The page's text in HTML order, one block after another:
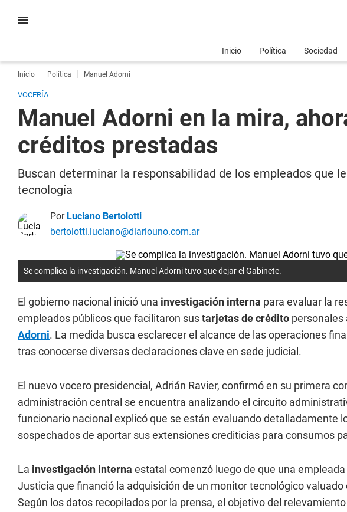
Inicio Política Sociedad
Inicio Política Manuel Adorni
VOCERÍA
Manuel Adorni en la mira,
créditos prestadas
Buscan determinar la responsabilidad de los empleados que
tecnología
Por Luciano Bertolotti
bertolotti.luciano@diariouno.com.ar
Se complica la investigación. Manuel Adorni tuvo que dejar el Gabinete.
El gobierno nacional inició una investigación interna para evaluar la
empleados públicos que facilitaron sustarjetas de crédito personales
Adorni. La medida busca esclarecer el alcance de las operaciones
tras conocerse diversas declaraciones clave en sede judicial.
El nuevo vocero presidencial, Adrián Ravier, confirmó en su primera
administración central se encuentra analizando el circuito
funcionario nacional explicó que se están evaluando detalladamente
sospechados de aportar sus extensiones crediticias para consumos
La investigación interna estatal comenzó luego de que una
Justicia que financió la adquisición de un monitor tecnológico valuado
Según los datos recopilados por la prensa, el objetivo del